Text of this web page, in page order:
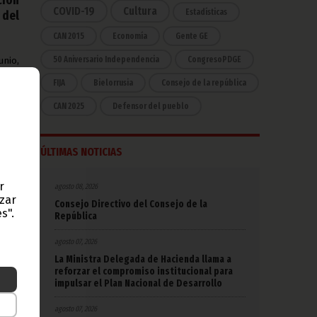
del
se
de
y
el
COVID-19 Cultura Estadísticas
CAN 2015 Economía Gente GE
50 Aniversario Independencia CongresoPDGE
FIJA Bielorrusia Consejo de la república
CAN 2025 Defensor del pueblo
ÚLTIMAS NOTICIAS
agosto 08, 2026
Consejo Directivo del Consejo de la
República
agosto 07, 2026
La Ministra Delegada de Hacienda llama a
reforzar el compromiso institucional para
impulsar el Plan Nacional de Desarrollo
agosto 07, 2026